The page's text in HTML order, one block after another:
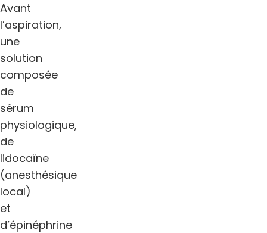
Avant
l’aspiration,
une
solution
composée
de
sérum
physiologique,
de
lidocaïne
(anesthésique
local)
et
d’épinéphrine